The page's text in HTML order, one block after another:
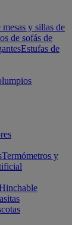
y sillas de
de sofás de
Estufas de
Termómetros y